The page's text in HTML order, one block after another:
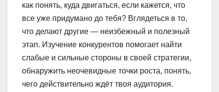
как понять, куда двигаться, если кажется, что
все уже придумано до тебя? Вглядеться в то,
что делают другие — неизбежный и полезный
этап. Изучение конкурентов помогает найти
слабые и сильные стороны в своей стратегии,
обнаружить неочевидные точки роста, понять,
чего действительно ждёт твоя аудитория.